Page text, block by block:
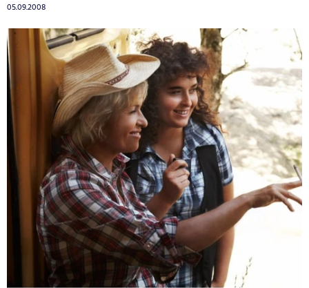
05.09.2008